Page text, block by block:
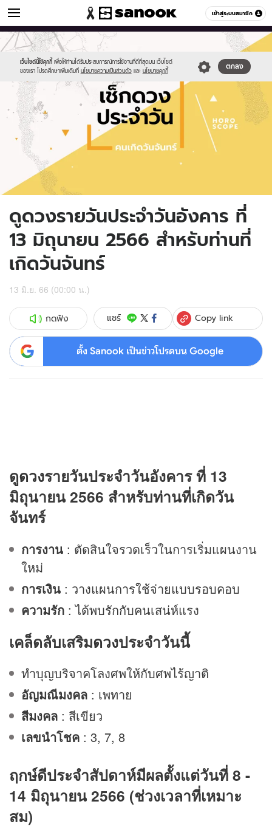
เข้าสู่ระบบสมาชิก
ดูดวง หมวดอื่นๆ
เว็บไซต์นี้ใช้คุกกี้ เพื่อให้ท่านได้รับประสบการณ์การใช้งานที่ดีที่สุดบน เว็บไซต์
ของเรา โปรดศึกษาเพิ่มเติมที่ นโยบายความเป็นส่วนตัว และ นโยบายคุกกี้
ตกลง
Sanook
//s.isanook.com/sr/0/images/logo-
new-
sanook.png
600
60
//s.isanook.com/ho/0/ud/fxd/day/daily-
horoscope-
monday.jpg
ดูดวงรายวันประจำวันอังคาร ที่
13 มิถุนายน 2566 สำหรับท่านที่
เกิดวันจันทร์
13 มิ.ย. 66 (00:00 น.)
กดฟัง แชร์ Copy link
ตั้ง Sanook เป็นข่าวโปรดบน Google
ดูดวงรายวันประจำวันอังคาร ที่ 13
มิถุนายน 2566 สำหรับท่านที่เกิดวัน
จันทร์
การงาน : ตัดสินใจรวดเร็วในการเริ่มแผนงาน
ใหม่
การเงิน : วางแผนการใช้จ่ายแบบรอบคอบ
ความรัก : ได้พบรักกับคนเสน่ห์แรง
เคล็ดลับเสริมดวงประจำวันนี้
ทำบุญบริจาคโลงศพให้กับศพไร้ญาติ
อัญมณีมงคล : เพทาย
สีมงคล : สีเขียว
เลขนำโชค : 3, 7, 8
ฤกษ์ดีประจำสัปดาห์มีผลตั้งแต่วันที่ 8 -
14 มิถุนายน 2566 (ช่วงเวลาที่เหมาะ
สม)